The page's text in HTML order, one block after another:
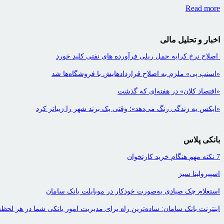
Read more
اخبار و تحلیل مالی
اصلاح نرخ کرایه حمل ریلی فرآورده های نفتی کلید خورد
«اسنپ پی» ملزم به اصلاح قراردادهایش با فروشگاه‌ها شد
«اقتصاد کلان» در هفته‌ای که گذشت
«ایکس به زندگی رنگ می‌دهد»؛ وقتی یک برند شهر را زیباتر کرد
بانکی پلاس
7 نکته مهم هنگام خرید کارتخوان
اسپیرولینا سبز
استعلام چک صیادی به‌صورت خودکار در موبایلت بانک سامان
اینترنت بانک سامان: ساده‌ترین راه برای مدیریت امور بانکی شما در هر